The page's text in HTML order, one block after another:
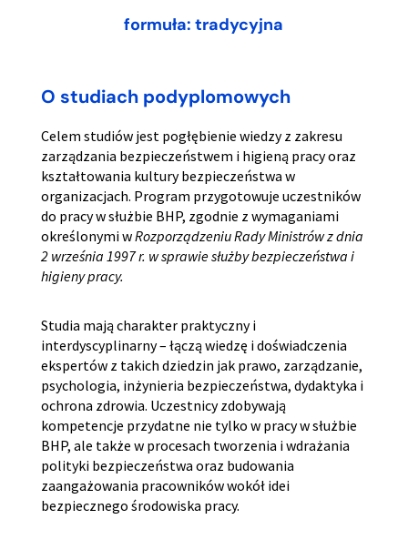
formuła: tradycyjna
O studiach podyplomowych
Celem studiów jest pogłębienie wiedzy z zakresu
zarządzania bezpieczeństwem i higieną pracy oraz
kształtowania kultury bezpieczeństwa w
organizacjach. Program przygotowuje uczestników
do pracy w służbie BHP, zgodnie z wymaganiami
określonymi wRozporządzeniu Rady Ministrów z dnia
2 września 1997 r. w sprawie służby bezpieczeństwa i
higieny pracy.
Studia mają charakter praktyczny i
interdyscyplinarny – łączą wiedzę i doświadczenia
ekspertów z takich dziedzin jak prawo, zarządzanie,
psychologia, inżynieria bezpieczeństwa, dydaktyka i
ochrona zdrowia. Uczestnicy zdobywają
kompetencje przydatne nie tylko w pracy w służbie
BHP, ale także w procesach tworzenia i wdrażania
polityki bezpieczeństwa oraz budowania
zaangażowania pracowników wokół idei
bezpiecznego środowiska pracy.